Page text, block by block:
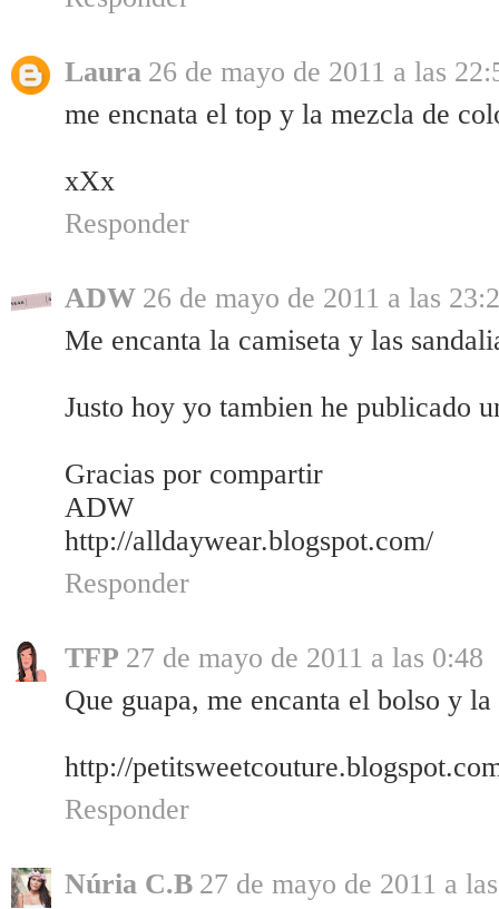
Laura 26 de mayo de 2011 a las
me encnata el top y la mezcla de
xXx
Responder
ADW 26 de mayo de 2011 a las
Me encanta la camiseta y las
Justo hoy yo tambien he publicado
Gracias por compartir
ADW
http://alldaywear.blogspot.com/
Responder
TFP 27 de mayo de 2011 a las 0:48
Que guapa, me encanta el bolso y
http://
Responder
Núria C.B 27 de mayo de 2011 a